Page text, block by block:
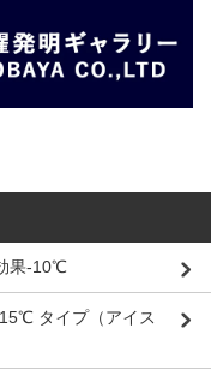
果-10℃
タイプ（アイス